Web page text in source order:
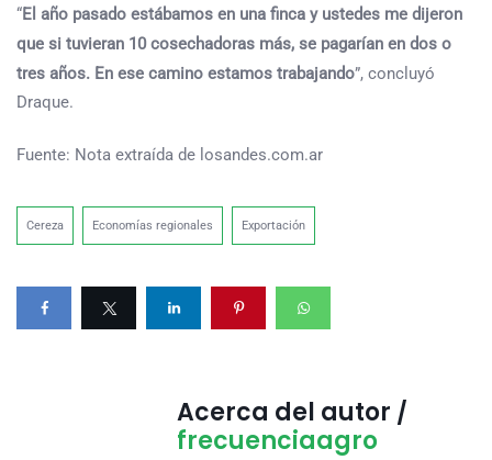
“El año pasado estábamos en una finca y ustedes me dijeron
que si tuvieran 10 cosechadoras más, se pagarían en dos o
tres años. En ese camino estamos trabajando”, concluyó
Draque.
Fuente: Nota extraída de losandes.com.ar
Cereza Economías regionales Exportación
Acerca del autor /
frecuenciaagro